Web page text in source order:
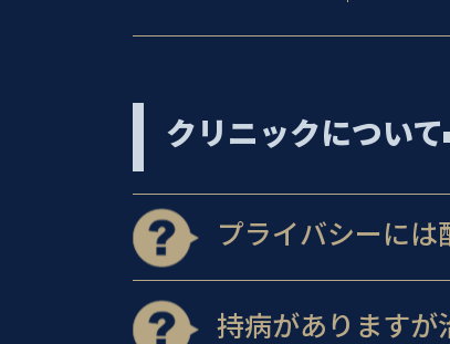
クリニックについて
プライバシーには
持病がありますが